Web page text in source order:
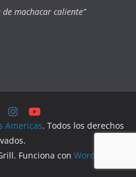
machacar caliente”
Americas. Todos los derechos
Funciona con WordPress